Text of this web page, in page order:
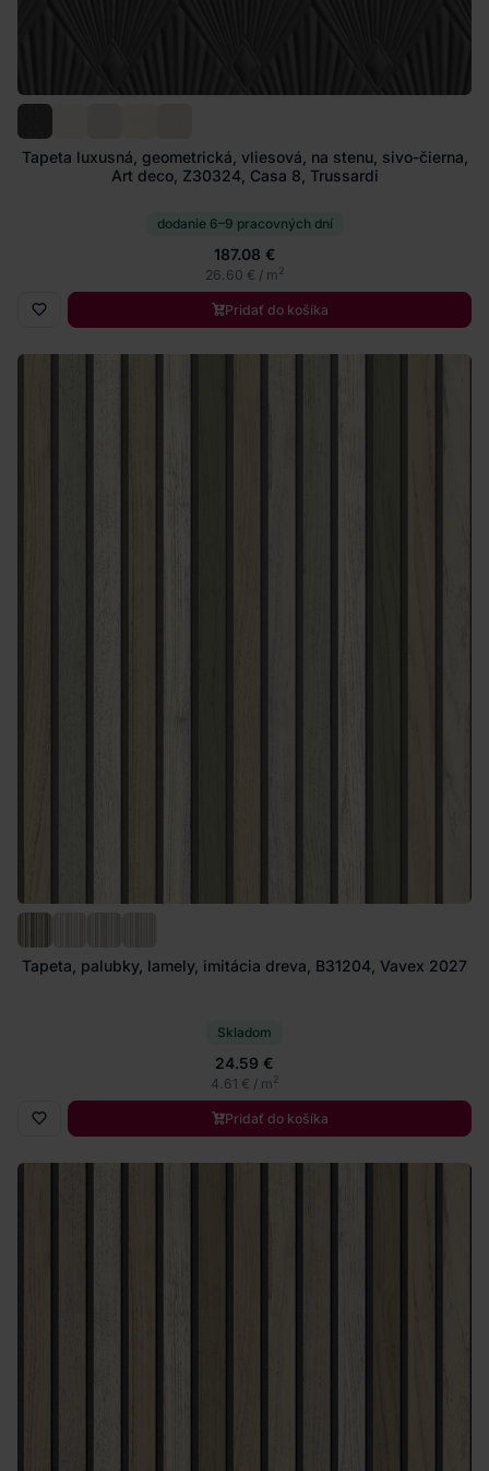
Tapeta luxusná, geometrická, vliesová, na stenu, sivo-čierna,
Art deco, Z30324, Casa 8, Trussardi
dodanie 6–9 pracovných dní
187.08 €
26.60 € / m2
Pridať do košíka
Tapeta, palubky, lamely, imitácia dreva, B31204, Vavex 2027
Skladom
24.59 €
4.61 € / m2
Pridať do košíka